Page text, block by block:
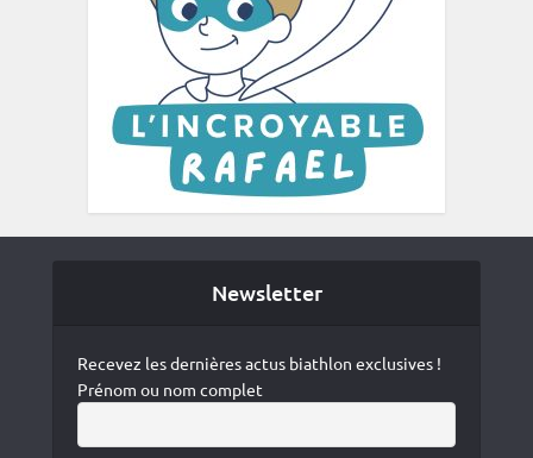
Newsletter
Recevez les dernières actus biathlon exclusives !
Prénom ou nom complet